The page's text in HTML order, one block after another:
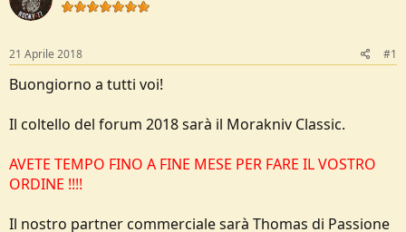
D
c
u
s
i
n
e
i
o
21 Aprile 2018 #1
Buongiorno a tutti voi!
Il coltello del forum 2018 sarà il Morakniv Classic.
AVETE TEMPO FINO A FINE MESE PER FARE IL VOSTRO
ORDINE !!!!
Il nostro partner commerciale sarà Thomas di Passione